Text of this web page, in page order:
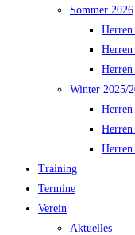
Sommer 2026
Herren
Herren
Herren
Winter 2025/
Training
Termine
Verein
Aktuelles